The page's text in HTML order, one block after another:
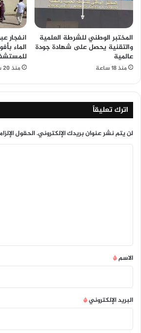
المختبر الوطني للشرطة العلمية
والتقنية يحصل على شهادة جودة
عالمية
منذ 18 ساعة
انفجار
الماء
منذ 20 ساعة
اترك تعليقاً
لن يتم نشر عنوان بريدك الإلكتروني.الحقول
*
الاسم*
البريد الإلكتروني*